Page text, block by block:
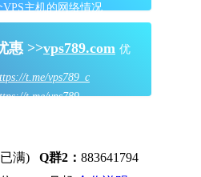
主机的网络情况
惠 >>vps789.com 优
t.me/vps789_c
t.me/vps789
已满) Q群2： 883641794